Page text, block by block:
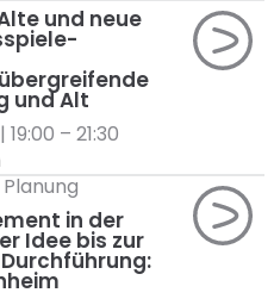
und neue
und Alt
– 21:30
in der
Idee bis zur
Planung